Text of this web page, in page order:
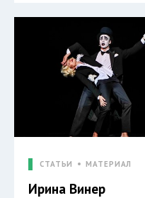
СТАТЬИ МАТЕРИАЛ
Ирина Винер